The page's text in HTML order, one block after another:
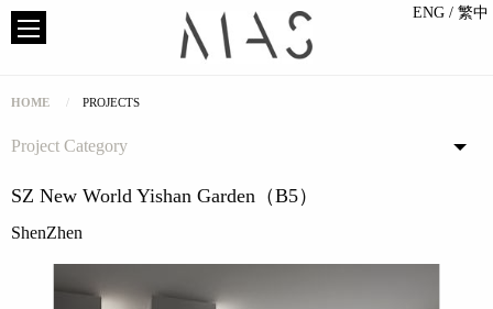
ENG / 繁中
HOME PROJECTS
Project Category
SZ New World Yishan Garden（B5）
ShenZhen